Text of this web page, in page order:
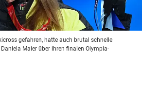
gefahren, hatte auch brutal schnelle
Maier über ihren finalen Olympia-